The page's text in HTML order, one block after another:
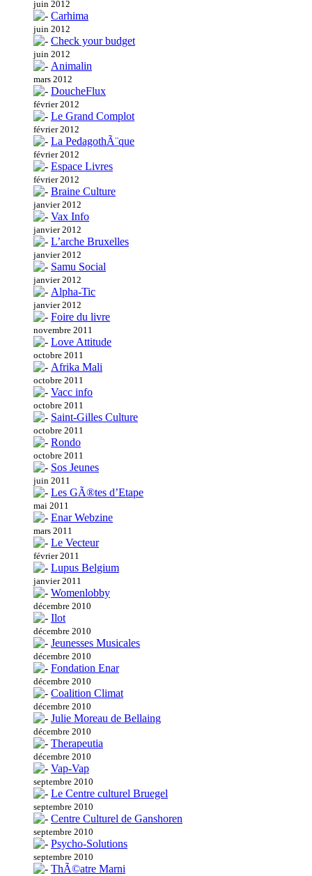
juin 2012
Carhima
juin 2012
Check your budget
juin 2012
Animalin
mars 2012
DoucheFlux
février 2012
Le Grand Complot
février 2012
La PedagothÃ¨que
février 2012
Espace Livres
février 2012
Braine Culture
janvier 2012
Vax Info
janvier 2012
L’arche Bruxelles
janvier 2012
Samu Social
janvier 2012
Alpha-Tic
janvier 2012
Foire du livre
novembre 2011
Love Attitude
octobre 2011
Afrika Mali
octobre 2011
Vacc info
octobre 2011
Saint-Gilles Culture
octobre 2011
Rondo
octobre 2011
Sos Jeunes
juin 2011
Les GÃ®tes d’Etape
mai 2011
Enar Webzine
mars 2011
Le Vecteur
février 2011
Lupus Belgium
janvier 2011
Womenlobby
décembre 2010
Ilot
décembre 2010
Jeunesses Musicales
décembre 2010
Fondation Enar
décembre 2010
Coalition Climat
décembre 2010
Julie Moreau de Bellaing
décembre 2010
Therapeutia
décembre 2010
Vap-Vap
septembre 2010
Le Centre culturel Bruegel
septembre 2010
Centre Culturel de Ganshoren
septembre 2010
Psycho-Solutions
septembre 2010
ThÃ©atre Marni